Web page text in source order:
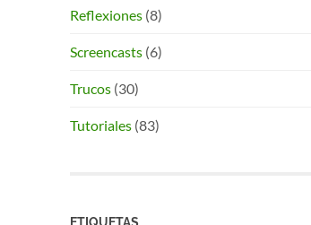
Reflexiones (8)
Screencasts (6)
Trucos (30)
Tutoriales (83)